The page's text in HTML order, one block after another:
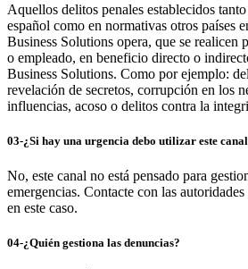
Aquellos delitos penales establecidos
español como en normativas otros países
Business Solutions opera, que se realicen
o empleado, en beneficio directo o
Business Solutions. Como por ejemplo:
revelación de secretos, corrupción en los
influencias, acoso o delitos contra la
03-¿Si hay una urgencia debo utilizar este
No, este canal no está pensado para
emergencias. Contacte con las
en este caso.
04-¿Quién gestiona las denuncias?